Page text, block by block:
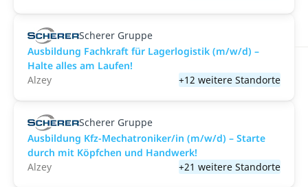
Scherer Gruppe
Ausbildung Fachkraft für Lagerlogistik (m/w/d) –
Halte alles am Laufen!
Alzey
+12 weitere Standorte
Scherer Gruppe
Ausbildung Kfz-Mechatroniker/in (m/w/d) – Starte
durch mit Köpfchen und Handwerk!
Alzey
+21 weitere Standorte